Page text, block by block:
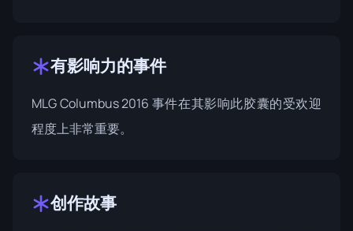
有影响力的事件
MLG Columbus 2016 事件在其影响此胶囊的受欢迎
程度上非常重要。
创作故事